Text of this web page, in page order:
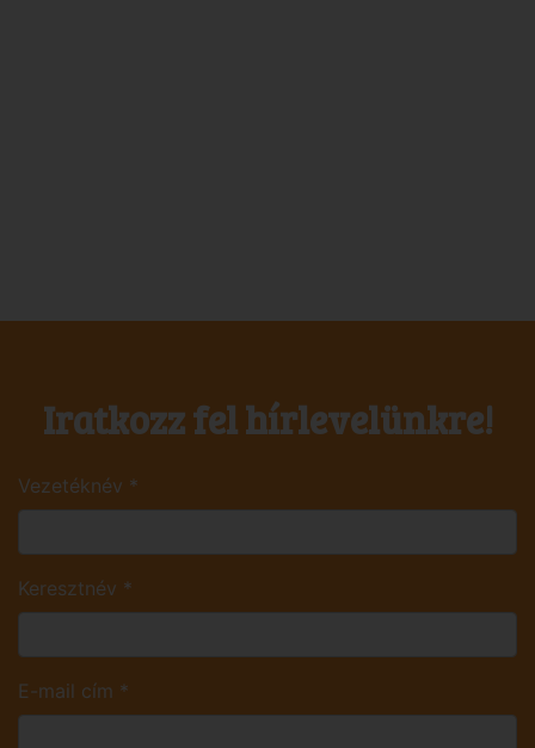
Iratkozz fel hírlevelünkre!
Vezetéknév *
Keresztnév *
E-mail cím *